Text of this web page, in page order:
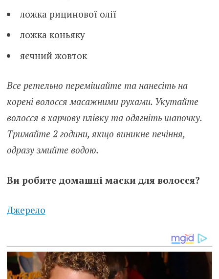
ложка рицинової олії
ложка коньяку
яєчний жовток
Все ретельно перемішайте та нанесіть на
корені волосся масажними рухами. Укутайте
волосся в харчову плівку та одягніть шапочку.
Тримайте 2 години, якщо виникне печіння,
одразу змийте водою.
Ви робите домашні маски для волосся?
Джерело